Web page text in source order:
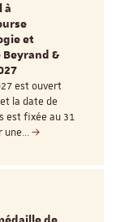
à
et
Beyrand &
est ouvert
la date de
est fixée au 31
une…